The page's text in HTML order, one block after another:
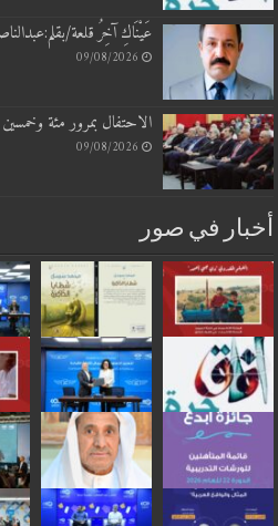
عَيْنَاكِ آخِرُ قلعة/بقلم:عبدالناصر
09/08/2026
الاحتفال بمرور مئة وخمسين
09/08/2026
في صور